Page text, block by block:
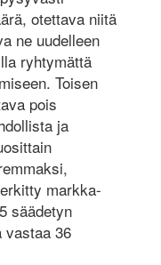
otettava niitä
ne uudelleen
ryhtymättä
Toisen
pois
ja
markka-
säädetyn
vastaa 36